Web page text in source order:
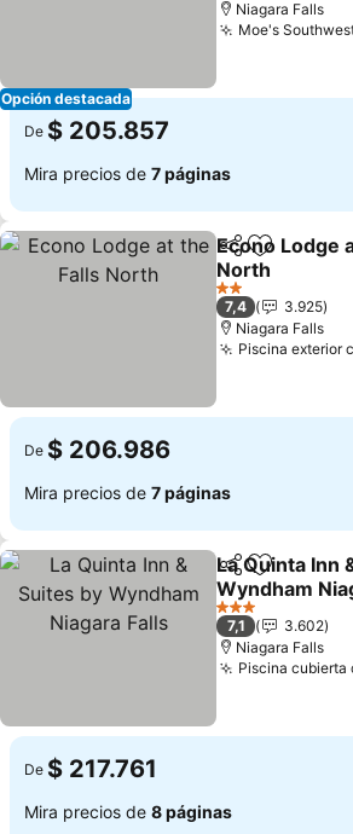
Opción destacada
Niagara Falls
Moe's
De $ 205.857
Mira precios de 7 páginas
Compartir
Agregar
Econo Lodge
North
Ver precios
2 Estrellas
7,4
3.925
Niagara Falls
Piscina exterior
De $ 206.986
Mira precios de 7 páginas
Compartir
Agregar
La Quinta Inn
Wyndham
Ver precios
3 Estrellas
7,1
3.602
Niagara Falls
Piscina cubierta
De $ 217.761
Mira precios de 8 páginas